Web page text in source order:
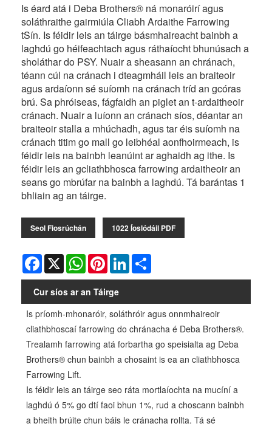
Is éard atá i Deba Brothers® ná monaróirí agus
soláthraithe gairmiúla Cliabh Ardaithe Farrowing
tSín. Is féidir leis an táirge básmhaireacht bainbh a
laghdú go héifeachtach agus ráthaíocht bhunúsach a
sholáthar do PSY. Nuair a sheasann an chránach,
téann cúl na cránach i dteagmháil leis an braiteoir
agus ardaíonn sé suíomh na cránach tríd an gcóras
brú. Sa phróiseas, fágfaidh an piglet an t-ardaitheoir
cránach. Nuair a luíonn an cránach síos, déantar an
braiteoir stalla a mhúchadh, agus tar éis suíomh na
cránach titim go mall go leibhéal aonfhoirmeach, is
féidir leis na bainbh leanúint ar aghaidh ag ithe. Is
féidir leis an gcliathbhosca farrowing ardaitheoir an
seans go mbrúfar na bainbh a laghdú. Tá barántas 1
bhliain ag an táirge.
Seol Fiosrúchán 1022 Íoslódáil PDF
Facebook
X WhatsAppPinterestLinkedIn
Cur síos ar an Táirge
Is príomh-mhonaróir, soláthróir agus onnmhaireoir
cliathbhoscaí farrowing do chránacha é Deba Brothers®.
Trealamh farrowing atá forbartha go speisialta ag Deba
Brothers® chun bainbh a chosaint is ea an cliathbhosca
Farrowing Lift.
Is féidir leis an táirge seo ráta mortlaíochta na mucíní a
laghdú ó 5% go dtí faoi bhun 1%, rud a choscann bainbh
a bheith brúite chun báis le cránacha rollta. Tá sé